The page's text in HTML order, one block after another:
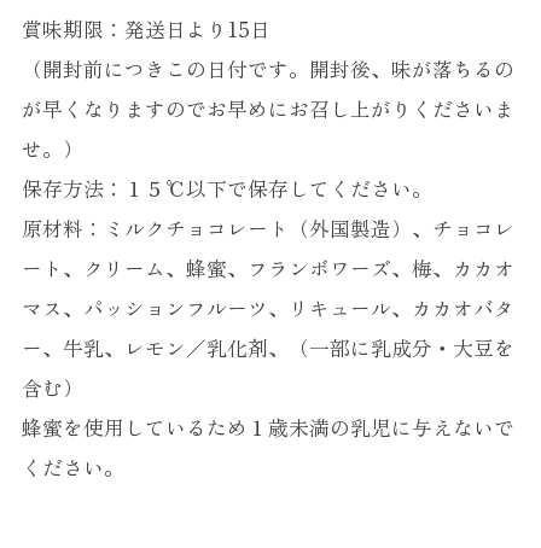
賞味期限：発送日より15日
（開封前につきこの日付です。開封後、味が落ちるの
が早くなりますのでお早めにお召し上がりくださいま
せ。）
保存方法：１５℃以下で保存してください。
原材料：ミルクチョコレート（外国製造）、チョコレ
ート、クリーム、蜂蜜、フランボワーズ、梅、カカオ
マス、パッションフルーツ、リキュール、カカオバタ
ー、牛乳、レモン／乳化剤、（一部に乳成分・大豆を
含む）
蜂蜜を使用しているため１歳未満の乳児に与えないで
ください。